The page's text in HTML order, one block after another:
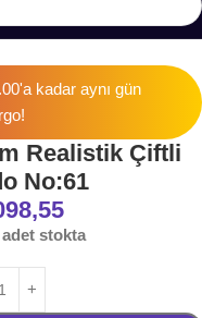
Dildo & Vibratörler
kadar aynı gün
Realistik Çiftli
No:61
adet stokta